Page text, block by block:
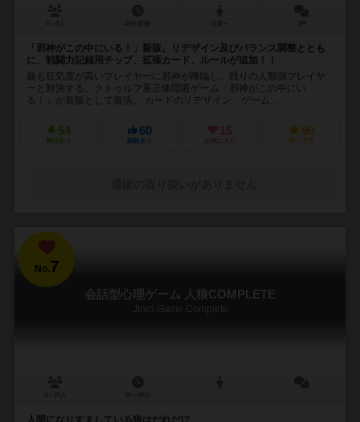
「邪神がこの中にいる！」新版。リデザイン及びバランス調整ととも
に、戦闘力記録用チップ、拡張カード、ルールが追加！！
最も狂気度が高いプレイヤーに邪神が降臨し、残りの人類側プレイヤ
ーと対決する。クトゥルフ系正体隠匿ゲーム「邪神がこの中にい
る！」が新版として復活。 カードのリデザイン、ゲーム...
54
興味あり
60
経験あり
15
お気に入り
90
持ってる
No.7
会話型心理ゲーム 人狼COMPLETE
Jinro Game Complete
人間になりすましている狼はだれだ!?